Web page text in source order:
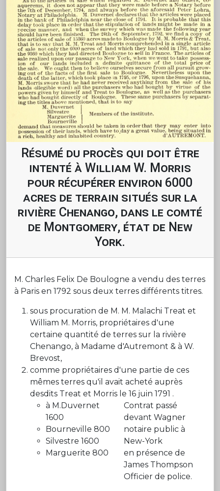
Résumé du procès qui doit être
intenté à William W. Morris
pour récupérer environ 6000
acres de terrain situés sur la
rivière Chenango, dans le comté
de Montgomery, état de New
York.
M. Charles Felix De Boulogne a vendu des terres
à Paris en 1792 sous deux terres différents titres.
sous procuration de M. M. Malachi Treat et
William M. Morris, propriétaires d'une
certaine quantité de terres sur la rivière
Chenango, à Madame d'Autremont & à W.
Brevost,
comme propriétaires d'une partie de ces
mêmes terres qu'il avait acheté auprès
desdits Treat et Morris le 16 juin 1791 .
à M.Duvernet
1600
Bourneville 800
Silvestre 1600
Marguerite 800
Contrat passé
devant Wagner
notaire public à
New-York
en présence de
James Thompson
Officier de police.